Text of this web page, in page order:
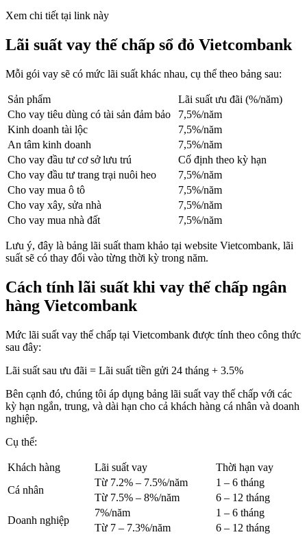
Xem chi tiết tại link này
Lãi suất vay thế chấp sổ đỏ Vietcombank
Mỗi gói vay sẽ có mức lãi suất khác nhau, cụ thể theo bảng sau:
Sản phẩm
Lãi suất ưu đãi (%/năm)
Cho vay tiêu dùng có tài sản đảm bảo
7,5%/năm
Kinh doanh tài lộc
7,5%/năm
An tâm kinh doanh
7,5%/năm
Cho vay đầu tư cơ sở lưu trú
Cố định theo kỳ hạn
Cho vay đầu tư trang trại nuôi heo
7,5%/năm
Cho vay mua ô tô
7,5%/năm
Cho vay xây, sửa nhà
7,5%/năm
Cho vay mua nhà đất
7,5%/năm
Lưu ý, đây là bảng lãi suất tham khảo tại website Vietcombank, lãi
suất sẽ có thay đổi vào từng thời kỳ trong năm.
Cách tính lãi suất khi vay thế chấp ngân
hàng Vietcombank
Mức lãi suất vay thế chấp tại Vietcombank được tính theo công thức
sau đây:
Lãi suất sau ưu đãi = Lãi suất tiền gửi 24 tháng + 3.5%
Bên cạnh đó, chúng tôi áp dụng bảng lãi suất vay thế chấp với các
kỳ hạn ngắn, trung, và dài hạn cho cả khách hàng cá nhân và doanh
nghiệp.
Cụ thể:
Khách hàng Lãi suất vay
Thời hạn vay
Cá nhân
Từ 7.2% – 7.5%/năm
1 – 6 tháng
Từ 7.5% – 8%/năm
6 – 12 tháng
Doanh nghiệp
7%/năm
1 – 6 tháng
Từ 7 – 7.3%/năm
6 – 12 tháng